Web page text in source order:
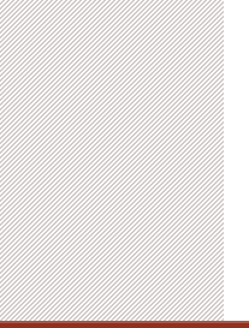
3月23日（土）のご案
内について
2019-03-22